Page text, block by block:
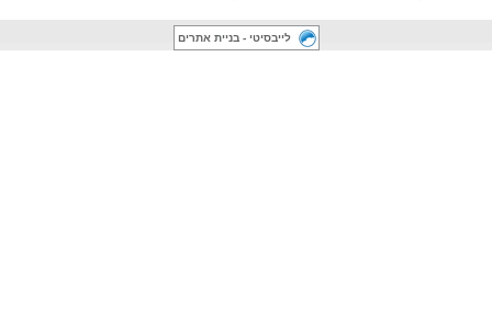
לייבסיטי - בניית אתרים